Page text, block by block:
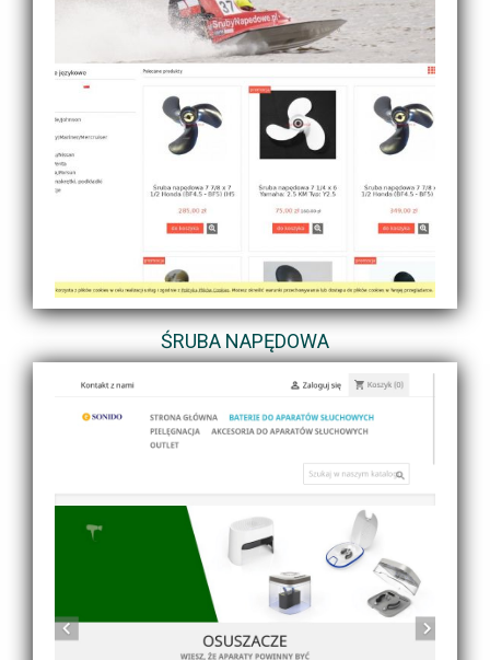
ŚRUBA NAPĘDOWA